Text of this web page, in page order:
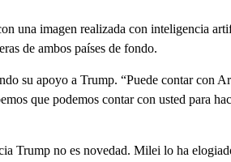
una imagen realizada con inteligencia
de ambos países de fondo.
su apoyo a Trump. “Puede contar con
que podemos contar con usted para
Trump no es novedad. Milei lo ha